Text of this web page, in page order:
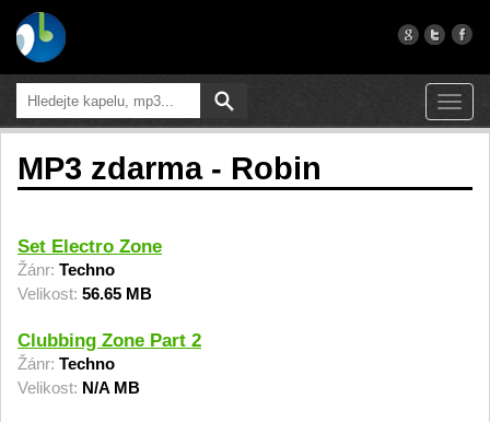
MP3 zdarma - Robin
Set Electro Zone
Žánr: Techno
Velikost: 56.65 MB
Clubbing Zone Part 2
Žánr: Techno
Velikost: N/A MB